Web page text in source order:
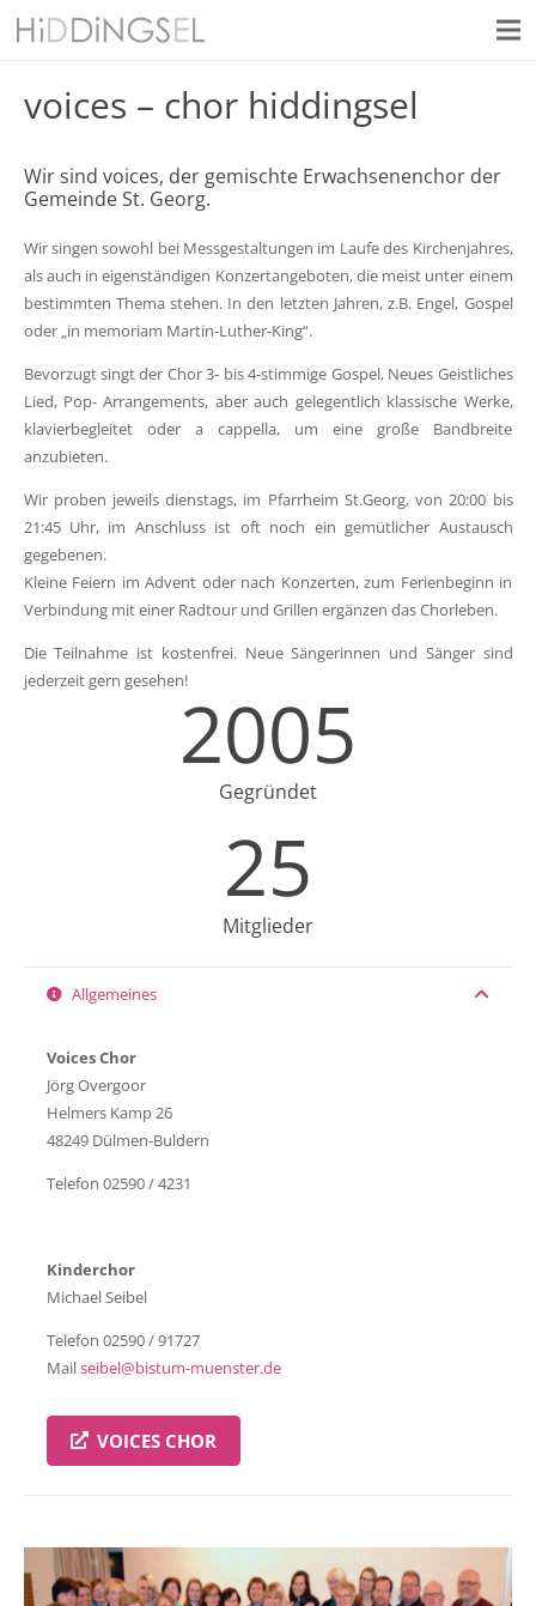
voices – chor hiddingsel
Wir sind voices, der gemischte Erwachsenenchor der
Gemeinde St. Georg.
Wir singen sowohl bei Messgestaltungen im Laufe des Kirchenjahres,
als auch in eigenständigen Konzertangeboten, die meist unter einem
bestimmten Thema stehen. In den letzten Jahren, z.B. Engel, Gospel
oder „in memoriam Martin-Luther-King“.
Bevorzugt singt der Chor 3- bis 4-stimmige Gospel, Neues Geistliches
Lied, Pop- Arrangements, aber auch gelegentlich klassische Werke,
klavierbegleitet oder a cappella, um eine große Bandbreite
anzubieten.
Wir proben jeweils dienstags, im Pfarrheim St.Georg, von 20:00 bis
21:45 Uhr, im Anschluss ist oft noch ein gemütlicher Austausch
gegebenen.
Kleine Feiern im Advent oder nach Konzerten, zum Ferienbeginn in
Verbindung mit einer Radtour und Grillen ergänzen das Chorleben.
Die Teilnahme ist kostenfrei. Neue Sängerinnen und Sänger sind
jederzeit gern gesehen!2005
Gegründet
25
Mitglieder
Allgemeines
Voices Chor
Jörg Overgoor
Helmers Kamp 26
48249 Dülmen-Buldern
Telefon 02590 / 4231
Kinderchor
Michael Seibel
Telefon 02590 / 91727
Mailseibel@bistum-muenster.de
VOICES CHOR